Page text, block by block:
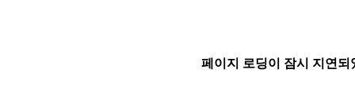
페이지 로딩이 잠시 지연